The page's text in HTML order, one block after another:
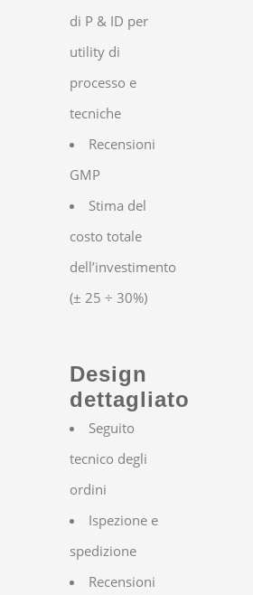
di P & ID per
utility di
processo e
tecniche
Recensioni
GMP
Stima del
costo totale
dell’investimento
(± 25 ÷ 30%)
Design
dettagliato
Seguito
tecnico degli
ordini
Ispezione e
spedizione
Recensioni